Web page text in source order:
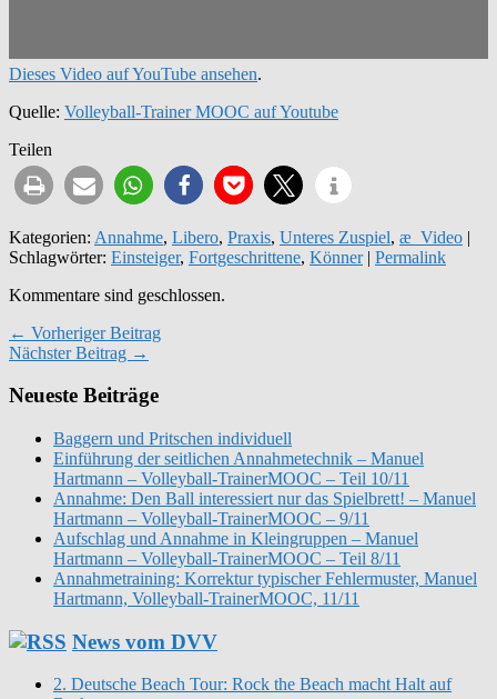
Dieses Video auf YouTube ansehen.
Quelle: Volleyball-Trainer MOOC auf Youtube
Teilen
Kategorien: Annahme, Libero, Praxis, Unteres Zuspiel, æ_Video |
Schlagwörter: Einsteiger, Fortgeschrittene, Könner| Permalink
Kommentare sind geschlossen.
← Vorheriger Beitrag
Nächster Beitrag →
Neueste Beiträge
Baggern und Pritschen individuell
Einführung der seitlichen Annahmetechnik – Manuel
Hartmann – Volleyball-TrainerMOOC – Teil 10/11
Annahme: Den Ball interessiert nur das Spielbrett! – Manuel
Hartmann – Volleyball-TrainerMOOC – 9/11
Aufschlag und Annahme in Kleingruppen – Manuel
Hartmann – Volleyball-TrainerMOOC – Teil 8/11
Annahmetraining: Korrektur typischer Fehlermuster, Manuel
Hartmann, Volleyball-TrainerMOOC, 11/11
News vom DVV
2. Deutsche Beach Tour: Rock the Beach macht Halt auf